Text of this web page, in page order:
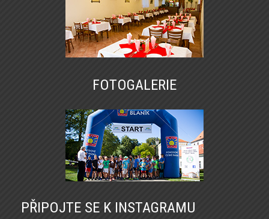
FOTOGALERIE
PŘIPOJTE SE K INSTAGRAMU